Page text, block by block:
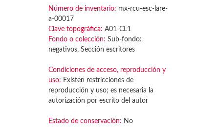
Número de inventario: mx-rcu-esc-lare-
a-00017
Clave topográfica: A01-CL1
Fondo o colección: Sub-fondo:
negativos, Sección escritores
Condiciones de acceso, reproducción y
uso: Existen restricciones de
reproducción y uso; es necesaria la
autorización por escrito del autor
Estado de conservación: No